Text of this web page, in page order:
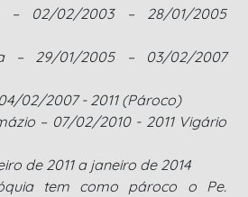
– 02/02/2003 – 28/01/2005
– 29/01/2005 – 03/02/2007
02/2007 - 2011 (Pároco)
– 07/02/2010 - 2011 Vigário
de 2011 a janeiro de 2014
tem como pároco o Pe.